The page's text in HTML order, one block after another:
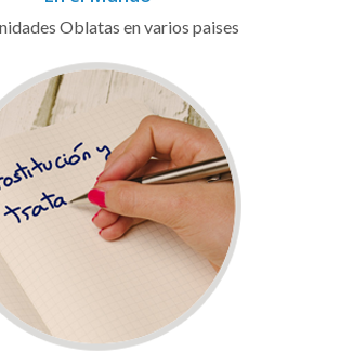
Oblatas en varios paises